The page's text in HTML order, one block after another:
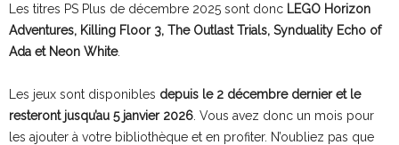
Les titres PS Plus de décembre 2025 sont donc LEGO Horizon
Adventures, Killing Floor 3, The Outlast Trials, Synduality Echo of
Ada et Neon White.
Les jeux sont disponibles depuis le 2 décembre dernier et le
resteront jusqu’au 5 janvier 2026 . Vous avez donc un mois pour
les ajouter à votre bibliothèque et en profiter. N’oubliez pas que